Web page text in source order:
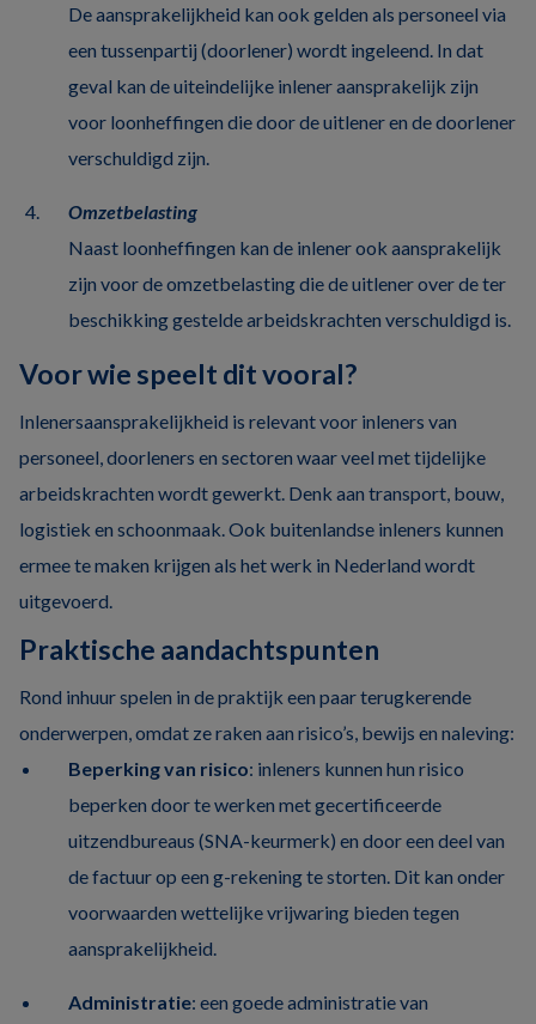
De aansprakelijkheid kan ook gelden als personeel via
een tussenpartij (doorlener) wordt ingeleend. In dat
geval kan de uiteindelijke inlener aansprakelijk zijn
voor loonheffingen die door de uitlener en de doorlener
verschuldigd zijn.
Omzetbelasting
Naast loonheffingen kan de inlener ook aansprakelijk
zijn voor de omzetbelasting die de uitlener over de ter
beschikking gestelde arbeidskrachten verschuldigd is.
Voor wie speelt dit vooral?
Inlenersaansprakelijkheid is relevant voor inleners van
personeel, doorleners en sectoren waar veel met tijdelijke
arbeidskrachten wordt gewerkt. Denk aan transport, bouw,
logistiek en schoonmaak. Ook buitenlandse inleners kunnen
ermee te maken krijgen als het werk in Nederland wordt
uitgevoerd.
Praktische aandachtspunten
Rond inhuur spelen in de praktijk een paar terugkerende
onderwerpen, omdat ze raken aan risico’s, bewijs en naleving:
Beperking van risico: inleners kunnen hun risico
beperken door te werken met gecertificeerde
uitzendbureaus (SNA-keurmerk) en door een deel van
de factuur op een g-rekening te storten. Dit kan onder
voorwaarden wettelijke vrijwaring bieden tegen
aansprakelijkheid.
Administratie: een goede administratie van